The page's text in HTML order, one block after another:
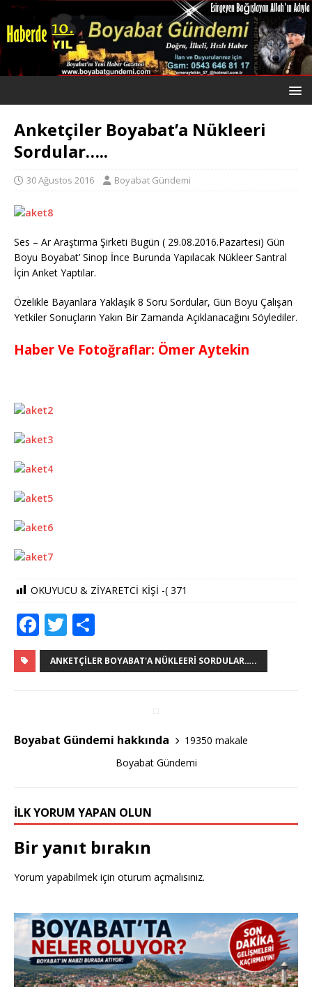
Anketçiler Boyabat’a Nükleeri
Sordular…..
30 Ağustos 2016 Boyabat Gündemi
Ses – Ar Araştırma Şirketi Bugün ( 29.08.2016.Pazartesi) Gün
Boyu Boyabat’ Sinop İnce Burunda Yapılacak Nükleer Santral
İçin Anket Yaptılar.
Özelikle Bayanlara Yaklaşık 8 Soru Sordular, Gün Boyu Çalışan
Yetkiler Sonuçların Yakın Bir Zamanda Açıklanacağını Söylediler.
Haber Ve Fotoğraflar: Ömer Aytekin
OKUYUCU & ZİYARETCİ KİŞİ -( 371
F
a
c
o
T
w
it
h
ar
ANKETÇILER BOYABAT'A NÜKLEERI SORDULAR…..
Boyabat Gündemi hakkında
19350 makale
Boyabat Gündemi
İLK YORUM YAPAN OLUN
Bir yanıt bırakın
Yorum yapabilmek için oturum açmalısınız.